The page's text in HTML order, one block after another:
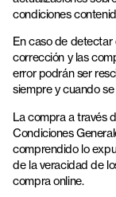
condiciones
En caso de detectar
corrección y las
error podrán ser
siempre y cuando
La compra a través
Condiciones
comprendido lo
de la veracidad de
compra online.